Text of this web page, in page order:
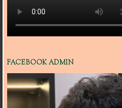
FACEBOOK ADMIN